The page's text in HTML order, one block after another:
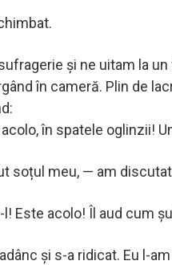
și ne uitam la
în cameră. Plin de
în spatele oglinzii!
soțul meu, — am
Este acolo! Îl aud cum
și s-a ridicat. Eu l-